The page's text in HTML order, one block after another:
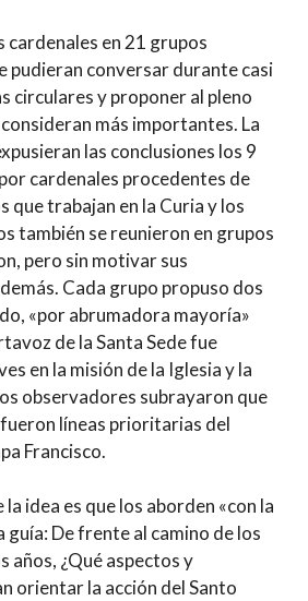
cardenales en 21 grupos
pudieran conversar durante casi
circulares y proponer al pleno
más importantes. La
las conclusiones los 9
cardenales procedentes de
que trabajan en la Curia y los
también se reunieron en grupos
pero sin motivar sus
Cada grupo propuso dos
«por abrumadora mayoría»
de la Santa Sede fue
en la misión de la Iglesia y la
observadores subrayaron que
líneas prioritarias del
Francisco.
la idea es que los aborden «con la
De frente al camino de los
años, ¿Qué aspectos y
orientar la acción del Santo